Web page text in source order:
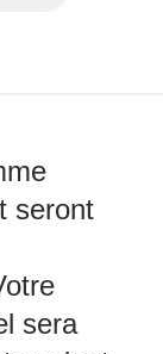
seront
sera